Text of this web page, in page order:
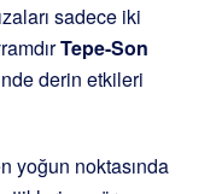
sadece iki
Tepe-Son
derin etkileri
yoğun noktasında